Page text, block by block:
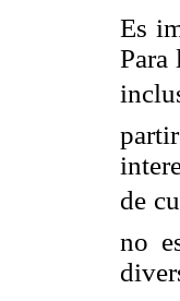
Es
Para
de
no